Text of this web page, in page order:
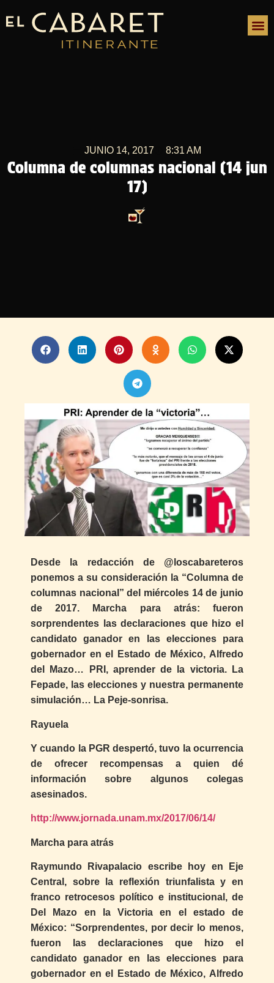
Columna de columnas nacional (14 jun
17)
JUNIO 14, 2017 8:31 AM
Desde la redacción de @loscabareteros
ponemos a su consideración la “Columna de
columnas nacional” del miércoles 14 de junio
de 2017. Marcha para atrás: fueron
sorprendentes las declaraciones que hizo el
candidato ganador en las elecciones para
gobernador en el Estado de México, Alfredo
del Mazo… PRI, aprender de la victoria. La
Fepade, las elecciones y nuestra permanente
simulación… La Peje-sonrisa.
Rayuela
Y cuando la PGR despertó, tuvo la ocurrencia
de ofrecer recompensas a quien dé
información sobre algunos colegas
asesinados.
http://www.jornada.unam.mx/2017/06/14/
Marcha para atrás
Raymundo Rivapalacio escribe hoy en Eje
Central, sobre la reflexión triunfalista y en
franco retrocesos político e institucional, de
Del Mazo en la Victoria en el estado de
México: “Sorprendentes, por decir lo menos,
fueron las declaraciones que hizo el
candidato ganador en las elecciones para
gobernador en el Estado de México, Alfredo